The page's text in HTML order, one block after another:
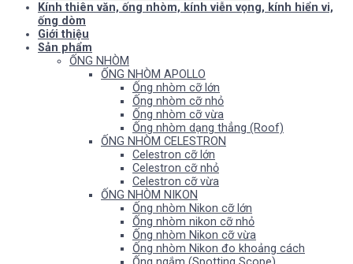
Kính thiên văn, ống nhòm, kính viễn vọng, kính hiển vi,
ống dòm
Giới thiệu
Sản phẩm
ỐNG NHÒM
ỐNG NHÒM APOLLO
Ống nhòm cỡ lớn
Ống nhòm cỡ nhỏ
Ống nhòm cỡ vừa
Ống nhòm dạng thẳng (Roof)
ỐNG NHÒM CELESTRON
Celestron cỡ lớn
Celestron cỡ nhỏ
Celestron cỡ vừa
ỐNG NHÒM NIKON
Ống nhòm Nikon cỡ lớn
Ống nhòm nikon cỡ nhỏ
Ống nhòm Nikon cỡ vừa
Ống nhòm Nikon đo khoảng cách